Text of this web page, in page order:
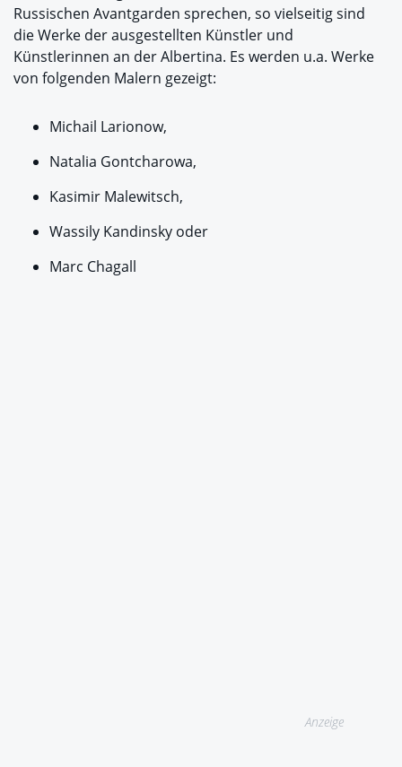
Russischen Avantgarden sprechen, so vielseitig sind
die Werke der ausgestellten Künstler und
Künstlerinnen an der Albertina. Es werden u.a. Werke
von folgenden Malern gezeigt:
Michail Larionow,
Natalia Gontcharowa,
Kasimir Malewitsch,
Wassily Kandinsky oder
Marc Chagall
Anzeige